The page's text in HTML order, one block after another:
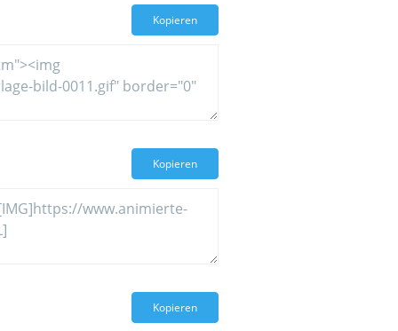
Kopieren
Kopieren
Kopieren